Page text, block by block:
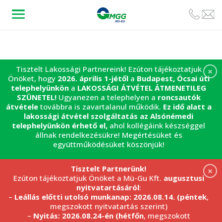
×
Tisztelt Lakossági Partnereink! Ezúton tájékoztatjuk
Önöket, hogy 2026. április 1-jétőla Budapest, Ócsai úti
telephelyünkön a LAKOSSÁGI ÁTVÉTEL ÁTMENETILEG
SZÜNETEL! Ugyanezen a telephelyen a roncsautók
átvételetovábbra is zavartalanul működik. Ez idő alatt a
lakossági átvétel szolgáltatás az Alsónémedi
telephelyünkön érhető el, ahol kollégáink készséggel
állnak rendelkezésükre! Megértésüket és
együttműködésüket köszönjük!
×
Tisztelt Partnerünk!
Ezúton tájékoztatjuk Önöket a Mü-Gu Kft. augusztusi
nyitvatartásáról:
– Leállás előtti utolsó munkanap: 2026.08.14. (péntek,
megszokott nyitvatartás szerint)
– Nyitás: 2026.08.24-én (hétfőn, megszokott